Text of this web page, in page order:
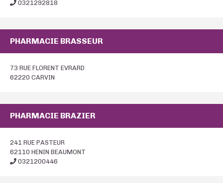
0321292818
PHARMACIE BRASSEUR
73 RUE FLORENT EVRARD
62220 CARVIN
PHARMACIE BRAZIER
241 RUE PASTEUR
62110 HENIN BEAUMONT
0321200446